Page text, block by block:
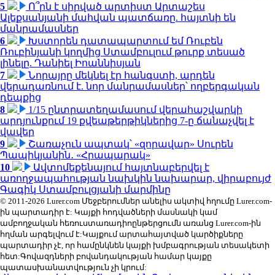
5
Ո՞րն է սիրված արտիստ Արտաշես
Ալեքսանյանի մահվան պատճառը. հայտնի են
մանրամասներ
6
Խստորեն դատապարտում եմ Ռուբեն
Ռուբինյանի կողմից Ստամբուլում թուրք տեսած
լինելը. Դանիել Իոաննիսյան
7
Նորայրը մեկնել էր հանգստի, արդեն
վերադառնում է. նոր մանրամասներ՝ ողբերգական
դեպքից
8
1/15 ընտրատեղամասում վերահաշվարկի
արդյունքում 19 քվեաթերթիկներից 7-ը ճանաչվել է
վավեր
9
Շառաչուն ապտակ՝ «զորավար» Սուրեն
Պապիկյանին․ «Հրապարակ»
10
Ավտոմեքենայում հայտնաբերվել է
առողջապահության նախկին նախարար, վիրաբույժ
Գագիկ Ստամբուլցյանի մարմինը
© 2011-2026 Lurer.com Մեջբերումներ անելիս ակտիվ հղումը Lurer.com-
ին պարտադիր է: Կայքի հոդվածների մասնակի կամ
ամբողջական հեռուստառադիոընթերցումն առանց Lurer.com-ին
հղման արգելվում է:Կայքում արտահայտված կարծիքները
պարտադիր չէ, որ համընկնեն կայքի խմբագրության տեսակետի
հետ:Գովազդների բովանդակության համար կայքը
պատասխանատվություն չի կրում: